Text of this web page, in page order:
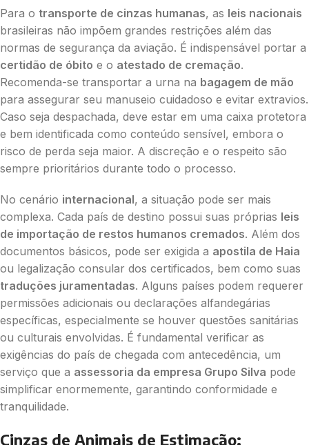
Para o transporte de cinzas humanas, as leis nacionais
brasileiras não impõem grandes restrições além das
normas de segurança da aviação. É indispensável portar a
certidão de óbito e o atestado de cremação.
Recomenda-se transportar a urna na bagagem de mão
para assegurar seu manuseio cuidadoso e evitar extravios.
Caso seja despachada, deve estar em uma caixa protetora
e bem identificada como conteúdo sensível, embora o
risco de perda seja maior. A discreção e o respeito são
sempre prioritários durante todo o processo.
No cenário internacional, a situação pode ser mais
complexa. Cada país de destino possui suas próprias leis
de importação de restos humanos cremados. Além dos
documentos básicos, pode ser exigida a apostila de Haia
ou legalização consular dos certificados, bem como suas
traduções juramentadas. Alguns países podem requerer
permissões adicionais ou declarações alfandegárias
específicas, especialmente se houver questões sanitárias
ou culturais envolvidas. É fundamental verificar as
exigências do país de chegada com antecedência, um
serviço que a assessoria da empresa Grupo Silva pode
simplificar enormemente, garantindo conformidade e
tranquilidade.
Cinzas de Animais de Estimação: